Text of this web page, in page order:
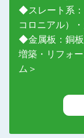
◆スレート系：
コロニアル）
◆金属板：銅板
増築・リフォ
ム＞